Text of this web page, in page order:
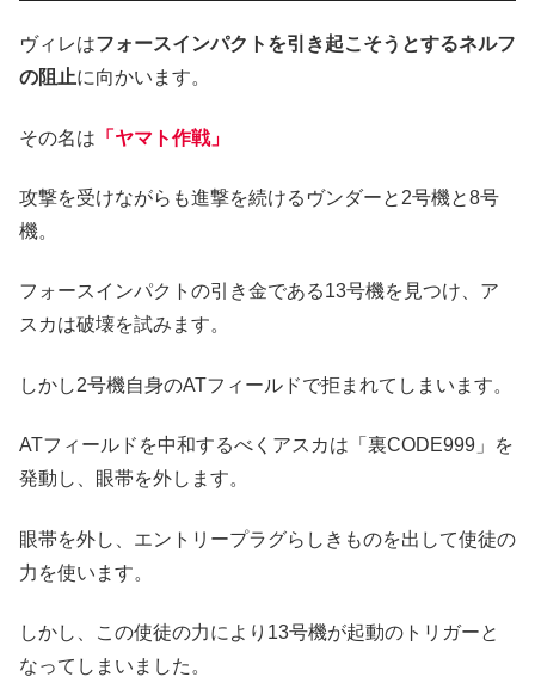
ヴィレはフォースインパクトを引き起こそうとするネルフ
の阻止に向かいます。
その名は 「ヤマト作戦」
攻撃を受けながらも進撃を続けるヴンダーと2号機と8号
機。
フォースインパクトの引き金である13号機を見つけ、ア
スカは破壊を試みます。
しかし2号機自身のATフィールドで拒まれてしまいます。
ATフィールドを中和するべくアスカは「裏CODE999」を
発動し、眼帯を外します。
眼帯を外し、エントリープラグらしきものを出して使徒の
力を使います。
しかし、この使徒の力により13号機が起動のトリガーと
なってしまいました。